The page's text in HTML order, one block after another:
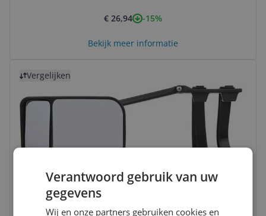
€ 26,94 -15%
Bekijk meer informatie
Vergelijken
ProPlus Caravanspiegel Duo 23 Cm Zwart
€ 24,94
Verantwoord gebruik van uw
gegevens
Wij en onze partners gebruiken cookies en